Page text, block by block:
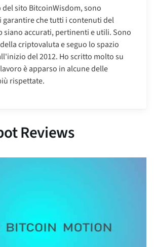
del sito BitcoinWisdom, sono
garantire che tutti i contenuti del
siano accurati, pertinenti e utili. Sono
criptovaluta e seguo lo spazio
del 2012. Ho scritto molto su
è apparso in alcune delle
rispettate.
Reviews